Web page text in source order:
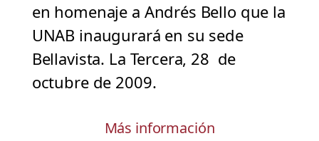
en homenaje a Andrés Bello que la
UNAB inaugurará en su sede
Bellavista. La Tercera, 28 de
octubre de 2009.
Más información